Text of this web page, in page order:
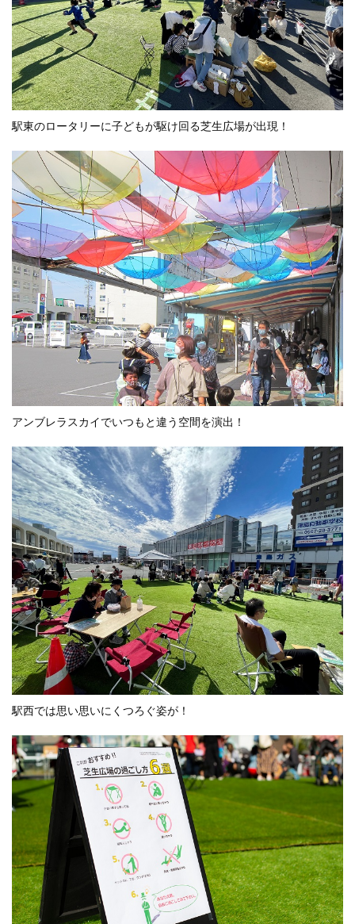
駅東のロータリーに子どもが駆け回る芝生広場が出現！
アンブレラスカイでいつもと違う空間を演出！
駅西では思い思いにくつろぐ姿が！